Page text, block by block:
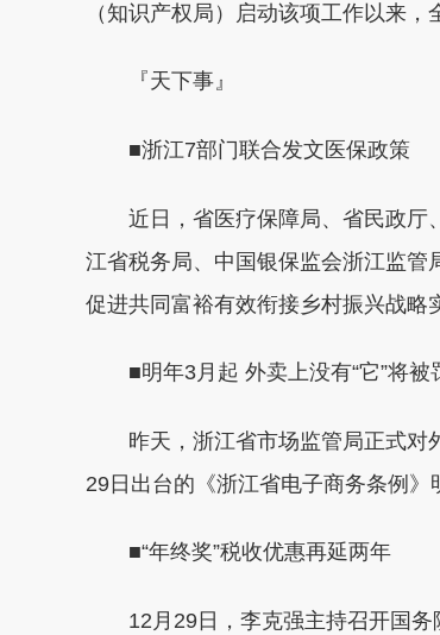
（知识产权局）启动该项工作以来
『天下事』
■浙江7部门联合发文医保政策
近日，省医疗保障局、省民政厅
江省税务局、中国银保监会浙江监管
促进共同富裕有效衔接乡村振兴战略
■明年3月起 外卖上没有“它”将被
昨天，浙江省市场监管局正式对
29日出台的《浙江省电子商务条例》
■“年终奖”税收优惠再延两年
12月29日，李克强主持召开国务